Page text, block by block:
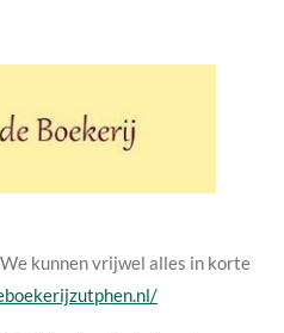
kunnen vrijwel alles in korte